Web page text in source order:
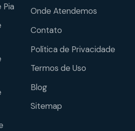
Onde Atendemos
Contato
Política de Privacidade
Termos de Uso
Blog
Sitemap